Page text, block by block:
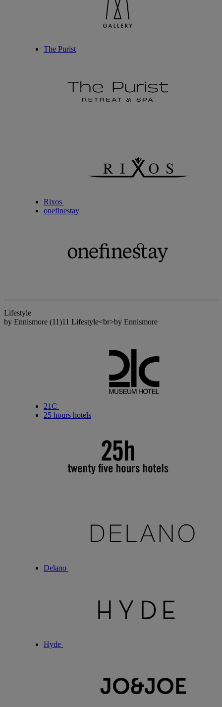
The Purist
Rixos
onefinestay
Lifestyle
by Ennismore (11)11 Lifestyle<br>by Ennismore
21C
25 hours hotels
Delano
Hyde